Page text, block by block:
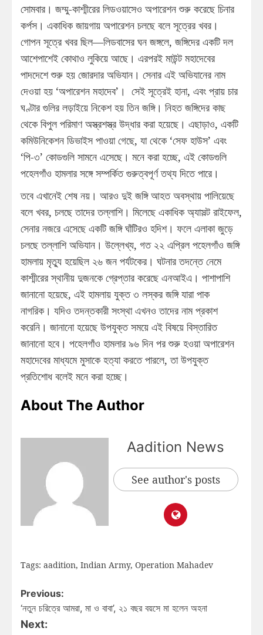
সোমবার। জম্মু-কাশ্মীরের লিডওয়াসেও অপারেশন শুরু করেছে চিনার
কর্পস। একাধিক জায়গায় অপারেশন চলছে বলে সূত্রের খবর।
গোপন সূত্রে খবর ছিল—লিডবাসের ঘন জঙ্গলে, জঙ্গিদের একটি দল
আশেপাশেই কোথাও লুকিয়ে আছে। এরপরই মাউন্ট মহাদেবের
পাদদেশে শুরু হয় জোরদার অভিযান। সেনার এই অভিযানের নাম
দেওয়া হয় ‘অপারেশন মহাদেব’। সেই সূত্রেই হানা, এবং প্রায় চার
ঘণ্টার গুলির লড়াইয়ে নিকেশ হয় তিন জঙ্গি। নিহত জঙ্গিদের কাছ
থেকে বিপুল পরিমাণ অস্ত্রশস্ত্র উদ্ধার করা হয়েছে। এছাড়াও, একটি
কমিউনিকেশন ডিভাইস পাওয়া গেছে, যা থেকে ‘সেফ হাউস’ এবং
‘পি-৩’ কোডগুলি সামনে এসেছে। মনে করা হচ্ছে, এই কোডগুলি
পহেলগাঁও হামলার সঙ্গে সম্পর্কিত গুরুত্বপূর্ণ তথ্য দিতে পারে।
তবে এখানেই শেষ নয়। আরও দুই জঙ্গি আহত অবস্থায় পালিয়েছে
বলে খবর, চলছে তাদের তল্লাশি। মিলেছে একাধিক অ্যাসল্ট রাইফেল,
সেনার নজরে এসেছে একটি জঙ্গি ঘাঁটিরও হদিশ। ফলে এলাকা জুড়ে
চলছে তল্লাশি অভিযান। উল্লেখ্য, গত ২২ এপ্রিল পহেলগাঁও জঙ্গি
হামলায় মৃত্যু হয়েছিল ২৬ জন পর্যটকের। ঘটনার তদন্তে নেমে
কাশ্মীরের স্থানীয় দুজনকে গ্রেপ্তার করেছে এনআইএ। পাশাপাশি
জানানো হয়েছে, এই হামলায় যুক্ত ৩ লস্কর জঙ্গি যারা পাক
নাগরিক। যদিও তদন্তকারী সংস্থা এখনও তাদের নাম প্রকাশ
করেনি। জানানো হয়েছে উপযুক্ত সময়ে এই বিষয়ে বিস্তারিত
জানানো হবে। পহেলগাঁও হামলার ৯৬ দিন পর শুরু হওয়া অপারেশন
মহাদেবের মাধ্যমে মুসাকে হত্যা করতে পারলে, তা উপযুক্ত
প্রতিশোধ বলেই মনে করা হচ্ছে।
About The Author
Aadition News
See author's posts
Tags: aadition, Indian Army, Operation Mahadev
Previous:
‘নতুন চরিত্রে আমরা, মা ও বাবা’, ২১ বছর বয়সে মা হলেন অহনা
Next: